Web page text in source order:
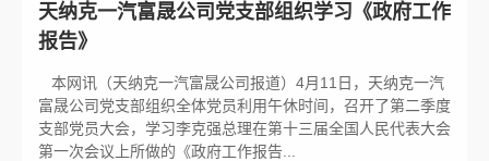
天纳克一汽富晟公司党支部组织学习《政府工作
报告》
本网讯（天纳克一汽富晟公司报道）4月11日，天纳克一汽
富晟公司党支部组织全体党员利用午休时间，召开了第二季度
支部党员大会，学习李克强总理在第十三届全国人民代表大会
第一次会议上所做的《政府工作报告...